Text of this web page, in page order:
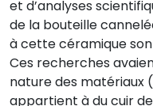
et d’analyses
de la bouteille
à cette céramique
Ces recherches
nature des matériaux
appartient à du cuir